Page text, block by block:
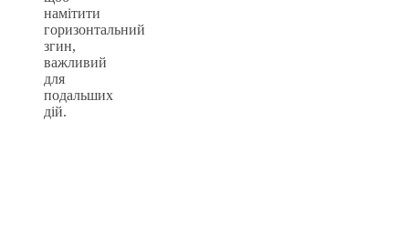
намітити
горизонтальний
згин,
важливий
для
подальших
дій.